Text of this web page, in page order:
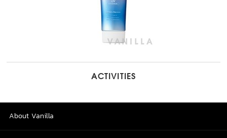
ACTIVITIES
About Vanilla